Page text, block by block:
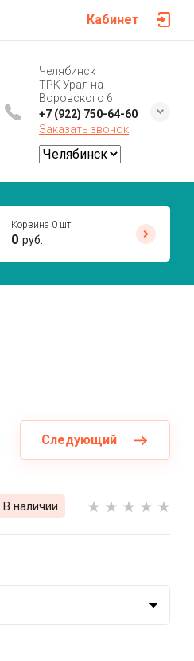
Кабинет
Челябинск
ТРК Урал на
Воровского 6
+7 (922) 750-64-60
Заказать звонок
Корзина 0 шт.
0 руб.
Следующий
В наличии